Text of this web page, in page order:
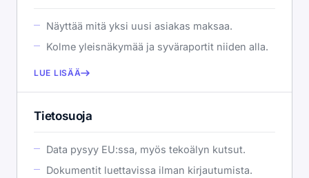
Näyttää mitä yksi uusi asiakas maksaa.
Kolme yleisnäkymää ja syväraportit niiden alla.
LUE LISÄÄ
Tietosuoja
Data pysyy EU:ssa, myös tekoälyn kutsut.
Dokumentit luettavissa ilman kirjautumista.